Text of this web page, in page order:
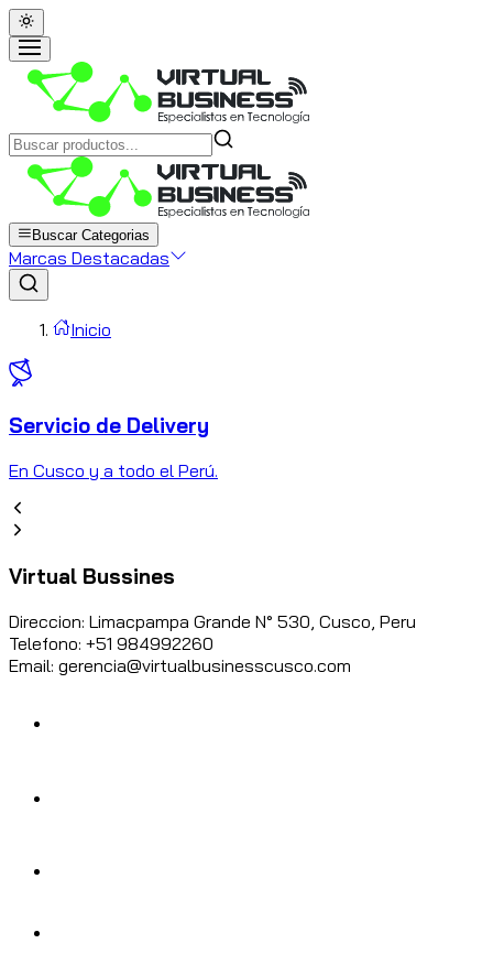
Buscar Categorias
Marcas Destacadas
Inicio
Servicio de Delivery
En Cusco y a todo el Perú.
Virtual Bussines
Direccion: Limacpampa Grande N° 530, Cusco, Peru
Telefono: +51 984992260
Email: gerencia@virtualbusinesscusco.com